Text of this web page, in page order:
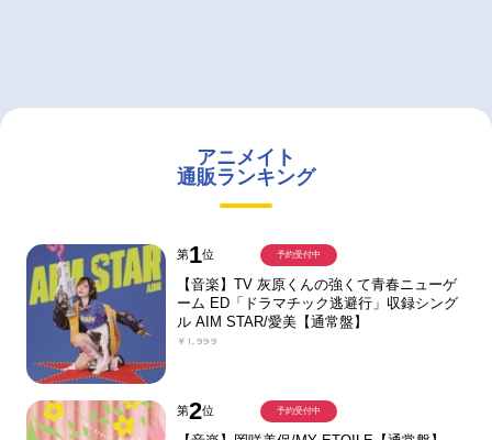
アニメイト
通販ランキング
第1位
【音楽】TV 灰原くんの強くて青春ニューゲ
ーム ED「ドラマチック逃避行」収録シング
ル AIM STAR/愛美【通常盤】
￥1,999
予約受付中
第2位 予約受付中